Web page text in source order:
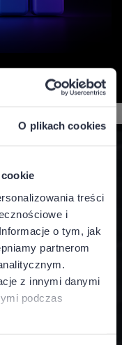
O plikach cookies
treści
i
o tym, jak
partnerom
z innymi danymi
podczas